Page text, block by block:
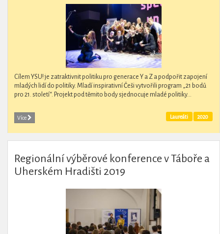
Cílem YSU! je zatraktivnit politiku pro generace Y a Z a podpořit zapojení
mladých lidí do politiky. Mladí inspirativní Češi vytvořili program „21 bodů
pro 21. století“. Projekt pod těmito body sjednocuje mladé politiky...
Více 2020
Laureáti
Regionální výběrové konference v Táboře a
Uherském Hradišti 2019